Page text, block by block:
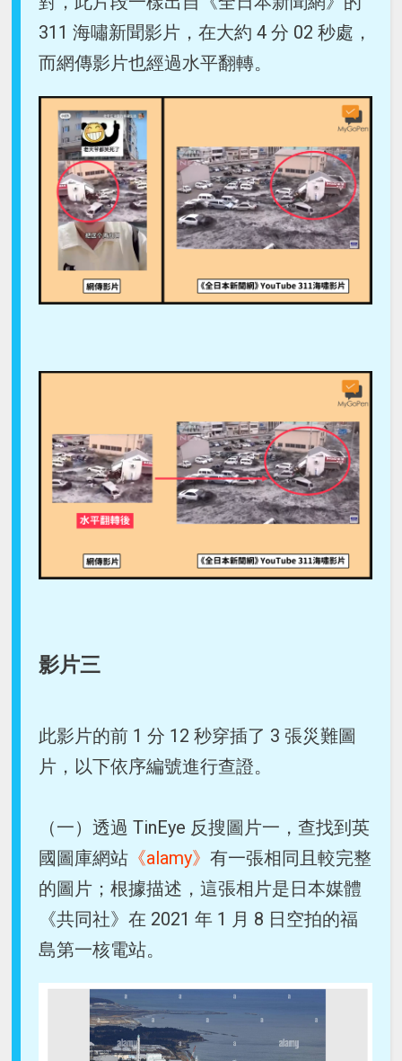
311 海嘯新聞影片，在大約 4 分 02 秒處，
而網傳影片也經過水平翻轉。
影片三
此影片的前 1 分 12 秒穿插了 3 張災難圖
片，以下依序編號進行查證。
（一）透過 TinEye 反搜圖片一，查找到英
國圖庫網站 《alamy》有一張相同且較完整
的圖片；根據描述，這張相片是日本媒體
《共同社》在 2021 年 1 月 8 日空拍的福
島第一核電站。